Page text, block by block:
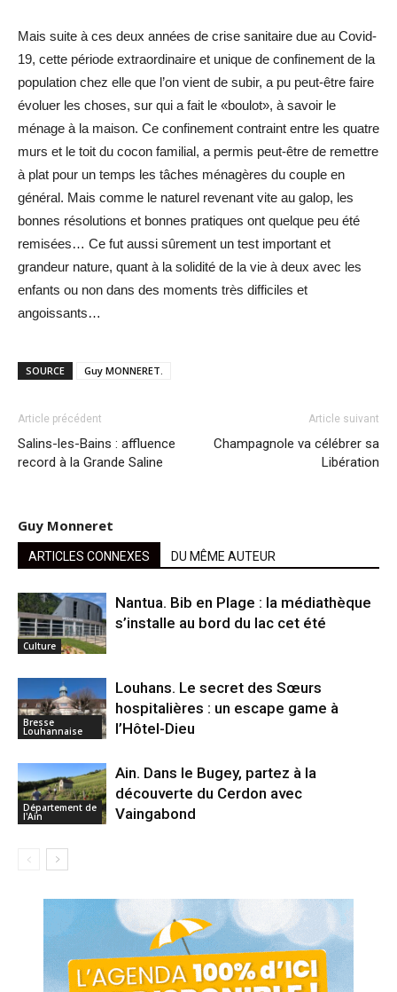
Mais suite à ces deux années de crise sanitaire due au Covid-
19, cette période extraordinaire et unique de confinement de la
population chez elle que l’on vient de subir, a pu peut-être faire
évoluer les choses, sur qui a fait le «boulot», à savoir le
ménage à la maison. Ce confinement contraint entre les quatre
murs et le toit du cocon familial, a permis peut-être de remettre
à plat pour un temps les tâches ménagères du couple en
général. Mais comme le naturel revenant vite au galop, les
bonnes résolutions et bonnes pratiques ont quelque peu été
remisées… Ce fut aussi sûrement un test important et
grandeur nature, quant à la solidité de la vie à deux avec les
enfants ou non dans des moments très difficiles et
angoissants…
SOURCE Guy MONNERET.
Article précédent
Salins-les-Bains : affluence
record à la Grande Saline
Article suivant
Champagnole va célébrer sa
Libération
Guy Monneret
ARTICLES CONNEXES DU MÊME AUTEUR
Culture
Nantua. Bib en Plage : la médiathèque
s’installe au bord du lac cet été
Bresse
Louhannaise
Louhans. Le secret des Sœurs
hospitalières : un escape game à
l’Hôtel-Dieu
Département de
l'Ain
Ain. Dans le Bugey, partez à la
découverte du Cerdon avec
Vaingabond